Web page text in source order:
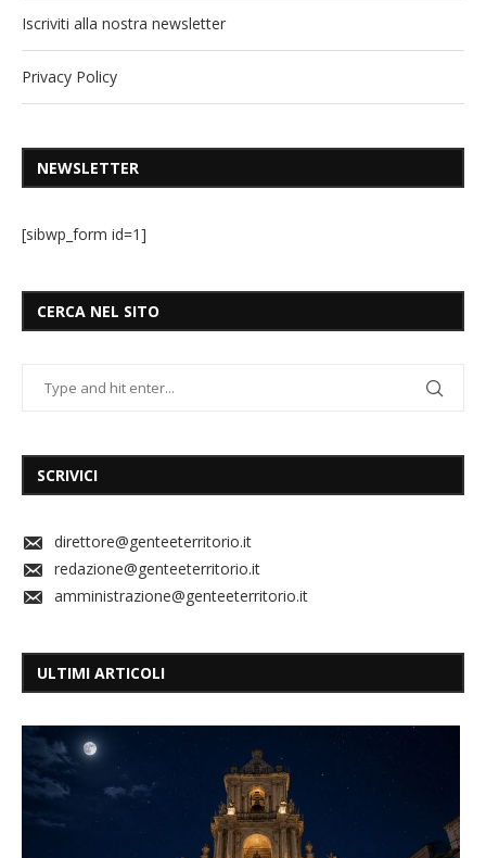
Iscriviti alla nostra newsletter
Privacy Policy
NEWSLETTER
[sibwp_form id=1]
CERCA NEL SITO
SCRIVICI
direttore@genteeterritorio.it
redazione@genteeterritorio.it
amministrazione@genteeterritorio.it
ULTIMI ARTICOLI